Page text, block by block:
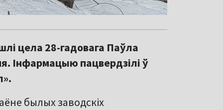
цела 28-гадовага Паўла
Інфармацыю пацвердзілі ў
былых заводскіх